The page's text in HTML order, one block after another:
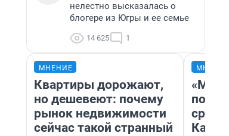
нелестно высказалась о
блогере из Югры и ее семье
14 625 1
МНЕНИЕ
Квартиры дорожают,
но дешевеют: почему
рынок недвижимости
сейчас такой странный